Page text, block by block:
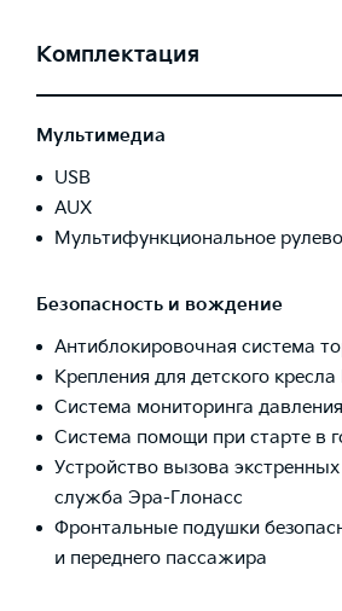
Комплектация
Мультимедиа
USB
AUX
Мультифункциональное
Безопасность и вождение
Антиблокировочная система
Крепления для детского кресла
Система мониторинга
Система помощи при старте в
Устройство вызова
служба Эра-Глонасс
Фронтальные подушки
и переднего пассажира